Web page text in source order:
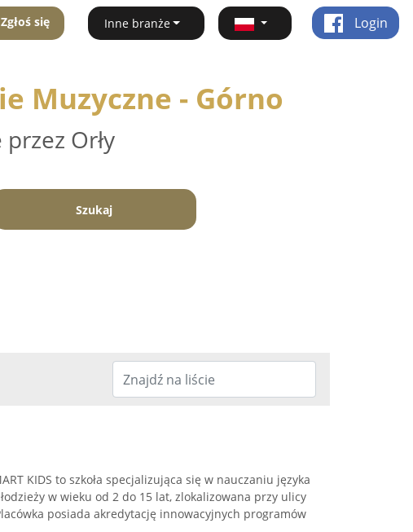
Zgłoś się Inne branże Login
Muzyczne - Górno
Orły
Szukaj
KIDS to szkoła specjalizująca się w nauczaniu języka
w wieku od 2 do 15 lat, zlokalizowana przy ulicy
posiada akredytację innowacyjnych programów